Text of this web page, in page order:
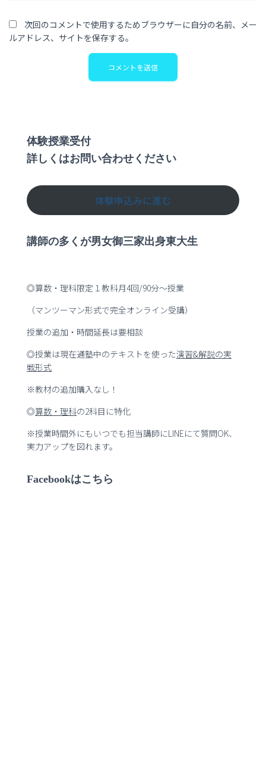
次回のコメントで使用するためブラウザーに自分の名前、メー
ルアドレス、サイトを保存する。
体験授業受付
詳しくはお問い合わせください
体験申込みに進む
講師の多くが男女御三家出身東大生
◎算数・理科限定１教科月4回/90分～授業
（マンツーマン形式で完全オンライン受講）
授業の追加・時間延長は要相談
◎授業は現在通塾中のテキストを使った演習&解説の実
戦形式
※教材の追加購入なし！
◎算数・理科の2科目に特化
※授業時間外にもいつでも担当講師にLINEにて質問OK、
実力アップを図れます。
Facebookはこちら